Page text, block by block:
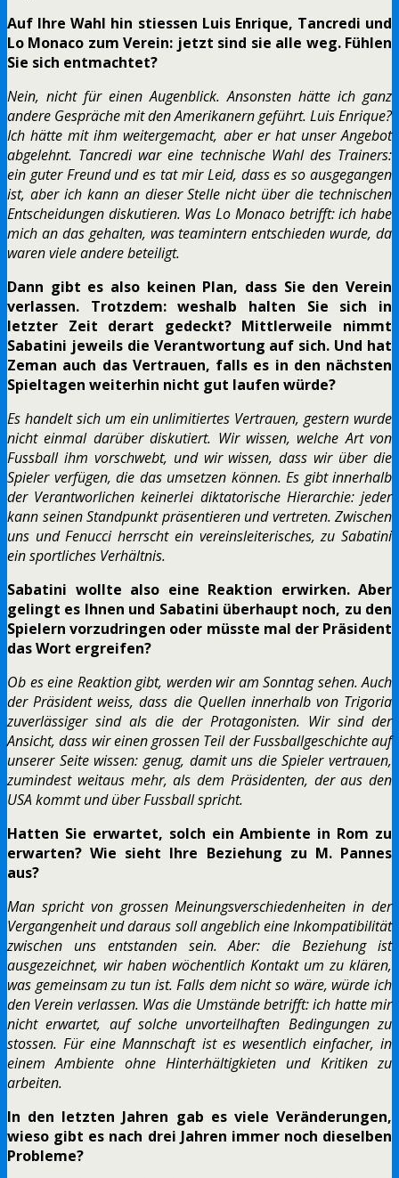
Auf Ihre Wahl hin stiessen Luis Enrique, Tancredi und
Lo Monaco zum Verein: jetzt sind sie alle weg. Fühlen
Sie sich entmachtet?
Nein, nicht für einen Augenblick. Ansonsten hätte ich ganz
andere Gespräche mit den Amerikanern geführt. Luis Enrique?
Ich hätte mit ihm weitergemacht, aber er hat unser Angebot
abgelehnt. Tancredi war eine technische Wahl des Trainers:
ein guter Freund und es tat mir Leid, dass es so ausgegangen
ist, aber ich kann an dieser Stelle nicht über die technischen
Entscheidungen diskutieren. Was Lo Monaco betrifft: ich habe
mich an das gehalten, was teamintern entschieden wurde, da
waren viele andere beteiligt.
Dann gibt es also keinen Plan, dass Sie den Verein
verlassen. Trotzdem: weshalb halten Sie sich in
letzter Zeit derart gedeckt? Mittlerweile nimmt
Sabatini jeweils die Verantwortung auf sich. Und hat
Zeman auch das Vertrauen, falls es in den nächsten
Spieltagen weiterhin nicht gut laufen würde?
Es handelt sich um ein unlimitiertes Vertrauen, gestern wurde
nicht einmal darüber diskutiert. Wir wissen, welche Art von
Fussball ihm vorschwebt, und wir wissen, dass wir über die
Spieler verfügen, die das umsetzen können. Es gibt innerhalb
der Verantworlichen keinerlei diktatorische Hierarchie: jeder
kann seinen Standpunkt präsentieren und vertreten. Zwischen
uns und Fenucci herrscht ein vereinsleiterisches, zu Sabatini
ein sportliches Verhältnis.
Sabatini wollte also eine Reaktion erwirken. Aber
gelingt es Ihnen und Sabatini überhaupt noch, zu den
Spielern vorzudringen oder müsste mal der Präsident
das Wort ergreifen?
Ob es eine Reaktion gibt, werden wir am Sonntag sehen. Auch
der Präsident weiss, dass die Quellen innerhalb von Trigoria
zuverlässiger sind als die der Protagonisten. Wir sind der
Ansicht, dass wir einen grossen Teil der Fussballgeschichte auf
unserer Seite wissen: genug, damit uns die Spieler vertrauen,
zumindest weitaus mehr, als dem Präsidenten, der aus den
USA kommt und über Fussball spricht.
Hatten Sie erwartet, solch ein Ambiente in Rom zu
erwarten? Wie sieht Ihre Beziehung zu M. Pannes
aus?
Man spricht von grossen Meinungsverschiedenheiten in der
Vergangenheit und daraus soll angeblich eine Inkompatibilität
zwischen uns entstanden sein. Aber: die Beziehung ist
ausgezeichnet, wir haben wöchentlich Kontakt um zu klären,
was gemeinsam zu tun ist. Falls dem nicht so wäre, würde ich
den Verein verlassen. Was die Umstände betrifft: ich hatte mir
nicht erwartet, auf solche unvorteilhaften Bedingungen zu
stossen. Für eine Mannschaft ist es wesentlich einfacher, in
einem Ambiente ohne Hinterhältigkieten und Kritiken zu
arbeiten.
In den letzten Jahren gab es viele Veränderungen,
wieso gibt es nach drei Jahren immer noch dieselben
Probleme?